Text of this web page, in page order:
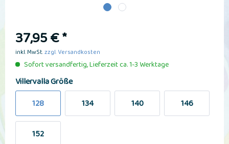
37,95 € *
inkl. MwSt.zzgl. Versandkosten
Sofort versandfertig, Lieferzeit ca. 1-3 Werktage
Villervalla Größe
128
134 140 146
152